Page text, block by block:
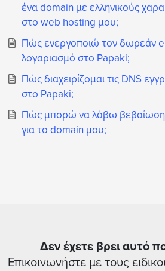
ένα domain με ελληνικούς
στο web hosting μου;
Πώς ενεργοποιώ τον δωρεάν
λογαριασμό στο Papaki;
Πώς διαχειρίζομαι τις DNS
στο Papaki;
Πώς μπορώ να λάβω βεβαίωση
για το domain μου;
Δεν έχετε βρει αυτό
Επικοινωνήστε με τους